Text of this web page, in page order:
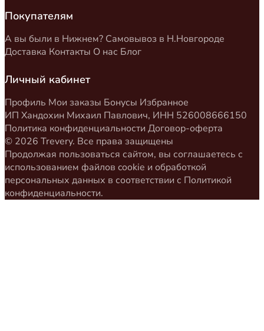
Покупателям
А вы были в Нижнем? Самовывоз в Н.Новгороде
Доставка Контакты О нас Блог
Личный кабинет
Профиль Мои заказы Бонусы Избранное
ИП Хандохин Михаил Павлович, ИНН 526008666150
Политика конфиденциальности Договор-оферта
© 2026 Trevery. Все права защищены
Продолжая пользоваться сайтом, вы соглашаетесь с
использованием файлов cookie и обработкой
персональных данных в соответствии с Политикой
конфиденциальности.